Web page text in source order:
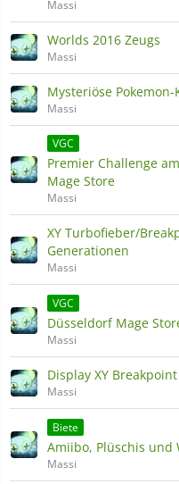
Massi
Worlds 2016 Zeugs
Massi
Mysteriöse
Massi
VGC
Premier Challenge
Mage Store
Massi
XY Turbofieber/
Generationen
Massi
VGC
Düsseldorf Mage
Massi
Display XY Breakpoint
Massi
Biete
Amiibo, Plüschis und
Massi